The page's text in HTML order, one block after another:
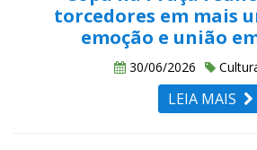
torcedores em mais
emoção e união
30/06/2026
LEIA MAIS